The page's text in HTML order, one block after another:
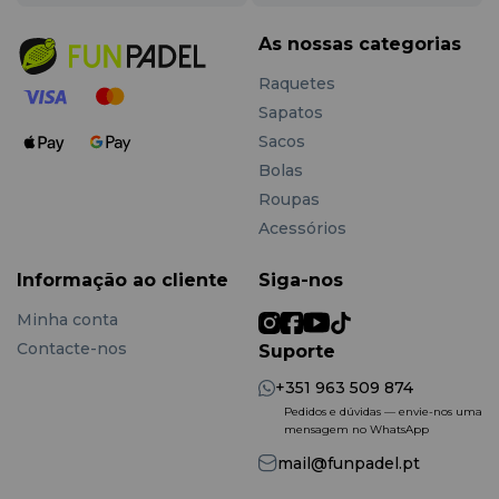
•Sistema Switch Strap
– cinta substituível para
conforto personalizado.
Comportamento em Jogo
Siux Pegasus Elite 2026
oferece potência explosiva,
sensação firme e controlo total da trajetória da bola. A
superfície arenosa potencia o spin, enquanto a estrutura
em carbono garante estabilidade mesmo nos golpes
Para Quem é Indicada
• Jogadores avançados e profissionais.
• Quem procura uma raquete agressiva, dinâmica e
• Jogadores que valorizam potência, spin e estabilidade
• Estilo universal com tendência ofensiva.
As nossas categorias
Raquetes
Sapatos
Sacos
Bolas
Roupas
Acessórios
Informação ao cliente
Minha conta
Contacte-nos
Siga-nos
Suporte
+351 963 509 874
Pedidos e dúvidas — envie-nos uma
mensagem no WhatsApp
mail@funpadel.pt